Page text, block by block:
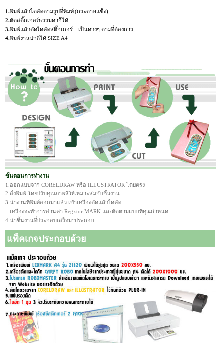
1.พิมพ์แล้วไดคัทตามรูปที่พิมพ์ (กระดาษแข็ง),
2.ตัดสติ๊กเกอร์ธรรมดาก็ได้,
3.พิมพ์แล้วตัดไดคัทสติ๊กเกอร์....เป็นดวงๆ ตามที่ต้องการ,
4.พิมพ์งานปกติได้ SIZE A4
ขั้นตอนการทำงาน
1.ออกแบบจาก CORELDRAW หรือ ILLUSTRATOR โดยตรง
2.สั่งพิมพ์ โดยปรับคุณภาพสีให้เหมาะสมกับชิ้นงาน
3.นำงานที่พิมพ์ออกมาแล้ว เข้าเครื่องตัดแล้วไดคัท
เครื่องจะทำการอ่านค่า Registor MARK และตัดตามแบบที่คุณกำหนด
4.นำชิ้นงานที่ประกอบเสร็จมาประกอบ
แพ็คเกจประกอบด้วย